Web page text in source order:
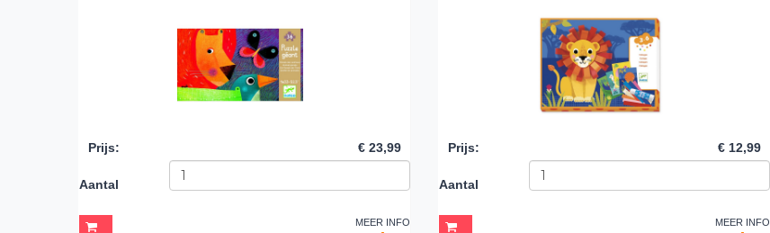
Prijs: € 23,99
Aantal
MEER INFO
Prijs: € 12,99
Aantal
MEER INFO